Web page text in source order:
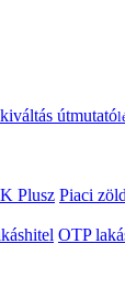
útmutató
Plusz Piaci
OTP